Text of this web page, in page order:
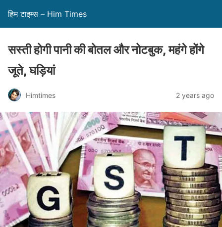
हिम टाइम्स – Him Times
सस्ती होगी पानी की बोतल और नोटबुक, महंगे होंगे
जूते, घड़ियां
Himtimes 2 years ago